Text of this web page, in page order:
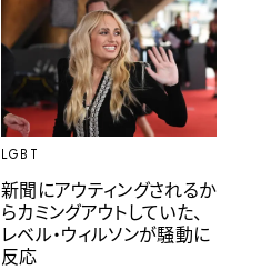
LGBT
新聞にアウティングされるか
らカミングアウトしていた、
レベル・ウィルソンが騒動に
反応